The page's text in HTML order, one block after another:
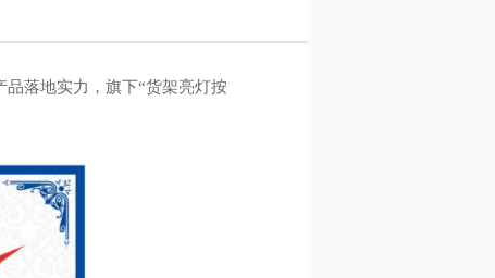
落地实力，旗下“货架亮灯按